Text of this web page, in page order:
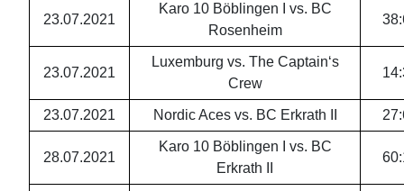
23.07.2021
Karo 10 Böblingen I vs. BC
Rosenheim
38:
23.07.2021
Luxemburg vs. The Captain‘s
Crew
14:
23.07.2021 Nordic Aces vs. BC Erkrath II 27:
28.07.2021
Karo 10 Böblingen I vs. BC
Erkrath II
60: